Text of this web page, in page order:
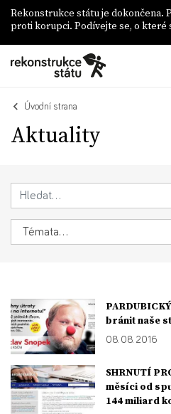
Rekonstrukce státu je dokončena.
proti korupci. Podívejte se, o které
Úvodní strana
Aktuality
bránit naše
08. 08. 2016
SHRNUTÍ
měsíci od
144 miliard